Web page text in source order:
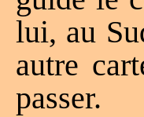
lui, au
autre
passer.